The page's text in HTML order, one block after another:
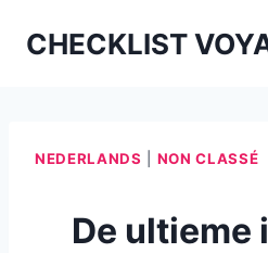
CHECKLIST
NEDERLANDS NON CLASSÉ
De